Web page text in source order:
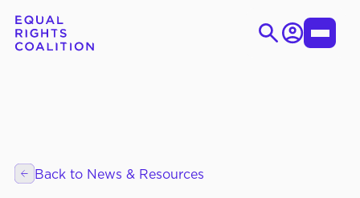
Iniciar
sesiónToggle
Back to News & Resources